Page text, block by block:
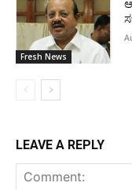
Fresh News
LEAVE A REPLY